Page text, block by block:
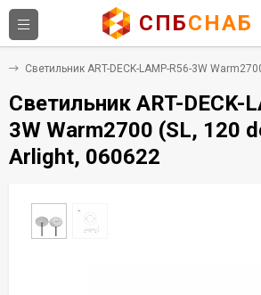
СПБСНАБ
Светильник ART-DECK-LAMP-R56-3W
Светильник ART-DECK-
3W Warm2700 (SL, 120
Arlight, 060622